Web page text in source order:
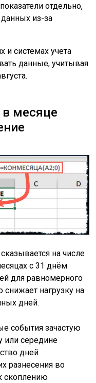
отдельно,
из-за
и системах учета
данные, учитывая
в месяце
на числе
с 31 днём
для равномерного
снижает нагрузку на
дней.
события зачастую
или середине
дней
разнесения во
скоплению